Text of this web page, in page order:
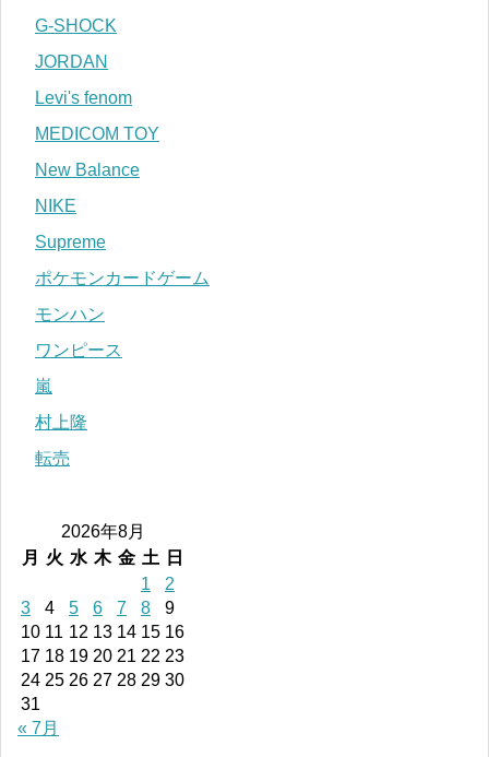
G-SHOCK
JORDAN
Levi's fenom
MEDICOM TOY
New Balance
NIKE
Supreme
ポケモンカードゲーム
モンハン
ワンピース
嵐
村上隆
転売
2026年8月
月
火 水 木 金 土
日
1
2
3
4 5 6 7 8
9
10 11 12 13 14 15 16
17 18 19 20 21 22 23
24 25 26 27 28 29 30
31
« 7月